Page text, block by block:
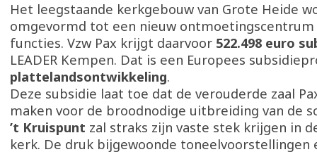
Het leegstaande kerkgebouw van Grote Heide
omgevormd tot een nieuw
functies. Vzw Pax krijgt daarvoor 522.498 euro
LEADER Kempen. Dat is een Europees
plattelandsontwikkeling.
Deze subsidie laat toe dat de verouderde zaal
maken voor de broodnodige uitbreiding van de
’t Kruispunt zal straks zijn vaste stek krijgen in
kerk. De druk bijgewoonde toneelvoorstellingen